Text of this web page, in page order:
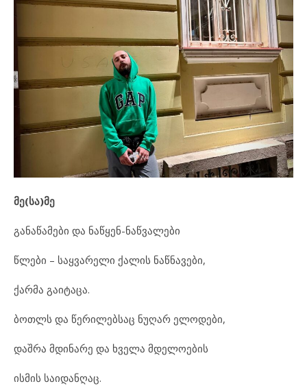
მე(სა)მე
განაწამები და ნაწყენ-ნაწვალები
წლები – საყვარელი ქალის ნაწნავები,
ქარმა გაიტაცა.
ბოთლს და წერილებსაც ნუღარ ელოდები,
დაშრა მდინარე და ხველა მდელოების
ისმის საიდანღაც.